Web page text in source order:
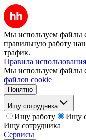
Мы используем файлы
правильную работу
трафик.
Правила
Мы используем файлы
файлов cookie
Понятно
Ищу сотрудника
Ищу работу
Ищу
Ищу сотрудника
Сервисы